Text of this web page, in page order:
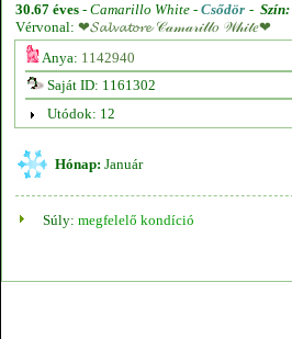
30.67 éves - Camarillo White - Csődör - Szín:
Vérvonal: ❤𝓢𝓪𝓵𝓿𝓪𝓽𝓸𝓻𝓮 𝒞𝒶𝓂𝒶𝓇𝒾𝓁𝓁𝑜 𝒲𝒽𝒾𝓉𝑒❤
Anya: 1142940
Saját ID: 1161302
Utódok: 12
Hónap: Január
Súly: megfelelő kondíció